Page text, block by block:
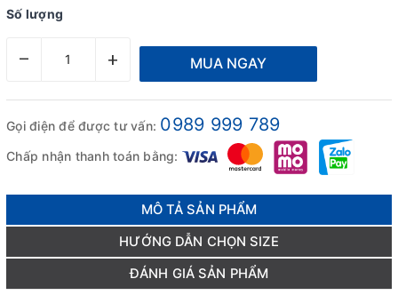
Số lượng
– + MUA NGAY
Gọi điện để được tư vấn: 0989 999 789
Chấp nhận thanh toán bằng:
MÔ TẢ SẢN PHẨM
HƯỚNG DẪN CHỌN SIZE
ĐÁNH GIÁ SẢN PHẨM